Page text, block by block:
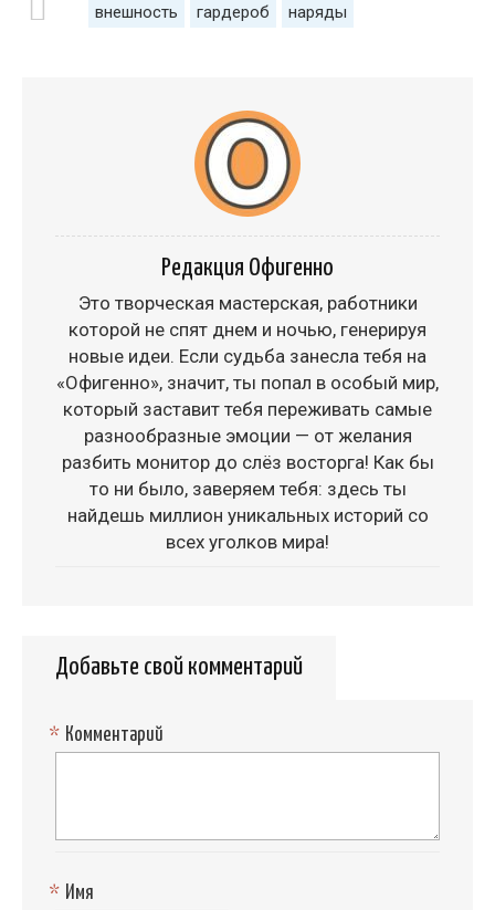
внешность гардероб наряды
Редакция Офигенно
Это творческая мастерская, работники
которой не спят днем и ночью, генерируя
новые идеи. Если судьба занесла тебя на
«Офигенно», значит, ты попал в особый мир,
который заставит тебя переживать самые
разнообразные эмоции — от желания
разбить монитор до слёз восторга! Как бы
то ни было, заверяем тебя: здесь ты
найдешь миллион уникальных историй со
всех уголков мира!
Добавьте свой комментарий
Комментарий
*
Имя
*